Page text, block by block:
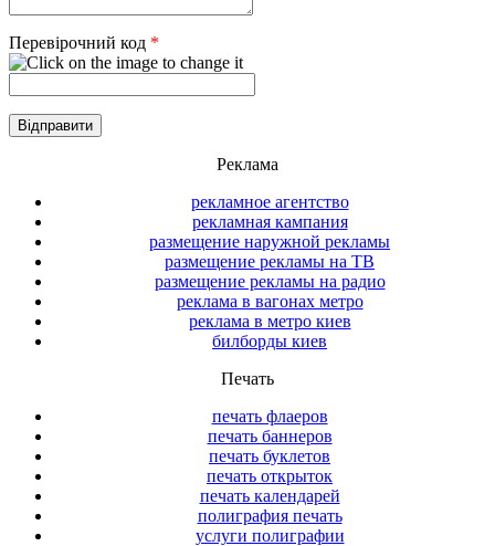
Перевірочний код *
Реклама
рекламное агентство
рекламная кампания
размещение наружной рекламы
размещение рекламы на ТВ
размещение рекламы на радио
реклама в вагонах метро
реклама в метро киев
билборды киев
Печать
печать флаеров
печать баннеров
печать буклетов
печать открыток
печать календарей
полиграфия печать
услуги полиграфии